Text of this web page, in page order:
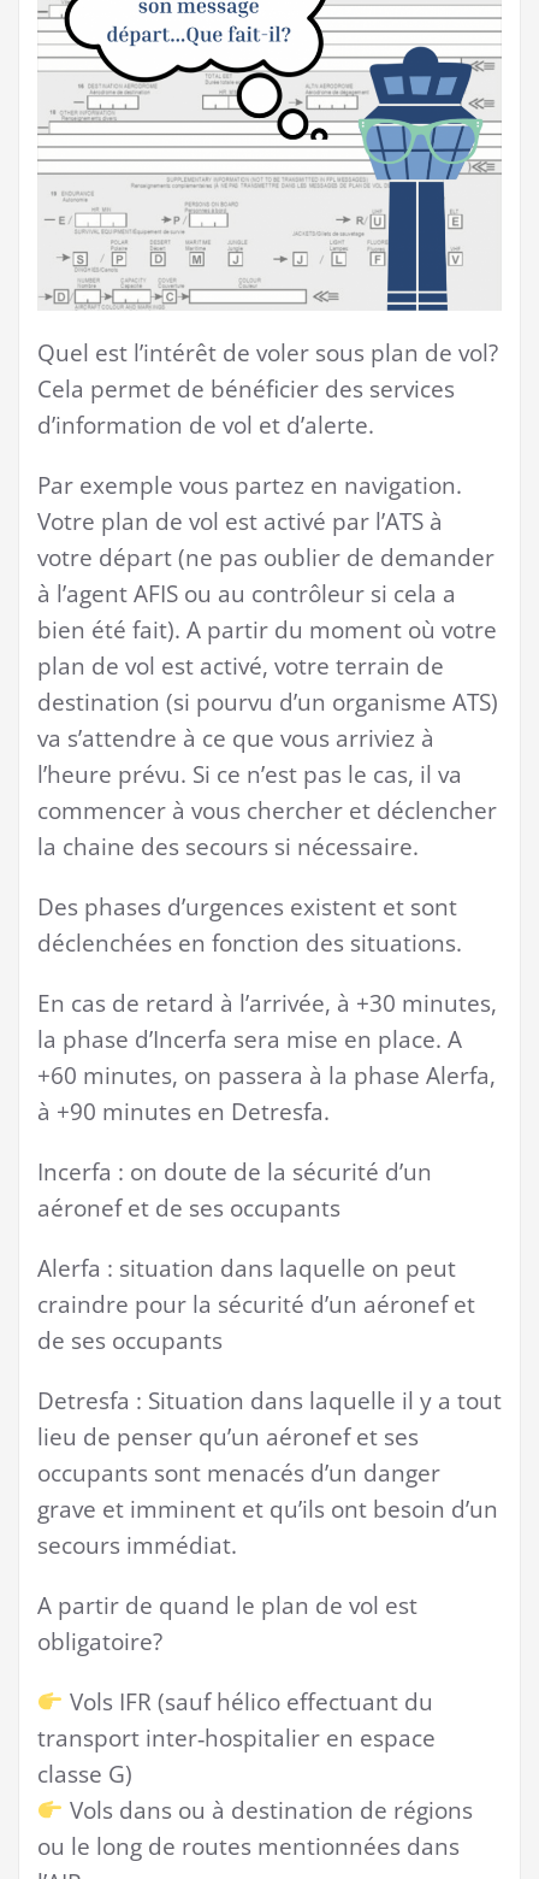
Quel est l’intérêt de voler sous plan de vol?
Cela permet de bénéficier des services
d’information de vol et d’alerte.
Par exemple vous partez en navigation.
Votre plan de vol est activé par l’ATS à
votre départ (ne pas oublier de demander
à l’agent AFIS ou au contrôleur si cela a
bien été fait). A partir du moment où votre
plan de vol est activé, votre terrain de
destination (si pourvu d’un organisme ATS)
va s’attendre à ce que vous arriviez à
l’heure prévu. Si ce n’est pas le cas, il va
commencer à vous chercher et déclencher
la chaine des secours si nécessaire.
Des phases d’urgences existent et sont
déclenchées en fonction des situations.
En cas de retard à l’arrivée, à +30 minutes,
la phase d’Incerfa sera mise en place. A
+60 minutes, on passera à la phase Alerfa,
à +90 minutes en Detresfa.
Incerfa : on doute de la sécurité d’un
aéronef et de ses occupants
Alerfa : situation dans laquelle on peut
craindre pour la sécurité d’un aéronef et
de ses occupants
Detresfa : Situation dans laquelle il y a tout
lieu de penser qu’un aéronef et ses
occupants sont menacés d’un danger
grave et imminent et qu’ils ont besoin d’un
secours immédiat.
A partir de quand le plan de vol est
obligatoire?
Vols IFR (sauf hélico effectuant du
transport inter‐hospitalier en espace
classe G)
Vols dans ou à destination de régions
ou le long de routes mentionnées dans